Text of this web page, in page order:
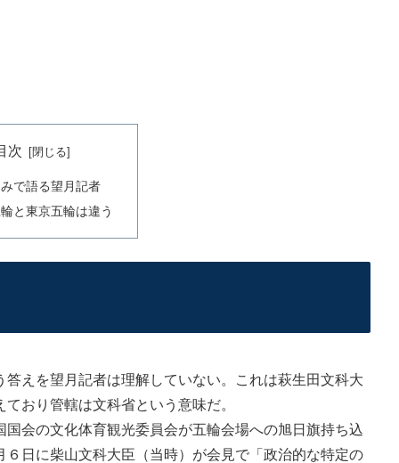
次
で語る望月記者
と東京五輪は違う
えを望月記者は理解していない。これは萩生田文科大
おり管轄は文科省という意味だ。
会の文化体育観光委員会が五輪会場への旭日旗持ち込
日に柴山文科大臣（当時）が会見で「政治的な特定の